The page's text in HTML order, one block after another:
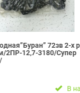
72зв 2-х
2ПР-12,7-3180/Супер
В